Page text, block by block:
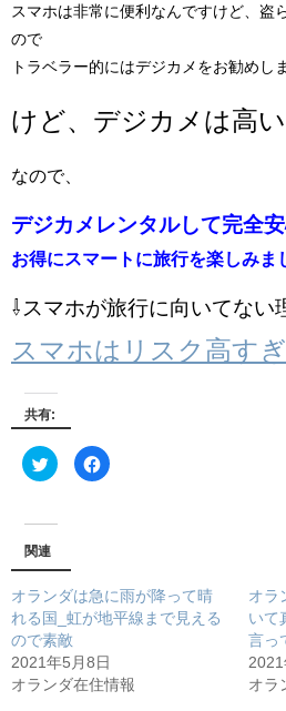
スマホは非常に便利なんですけど、盗
ので
トラベラー的にはデジカメをお勧めし
けど、デジカメは高
なので、
デジカメレンタルして完全安
お得にスマートに旅行を楽しみま
⇩スマホが旅行に向いてない
スマホはリスク高す
共有:
ク
リ
て
w
i
t
e
r
で
共
有
(新
し
F
a
有
す
る
ク
リ
ッ
関連
オランダは急に雨が降って晴
れる国_虹が地平線まで見える
ので素敵
2021年5月8日
オランダ在住情報
オラ
いて
言っ
2021
オラ